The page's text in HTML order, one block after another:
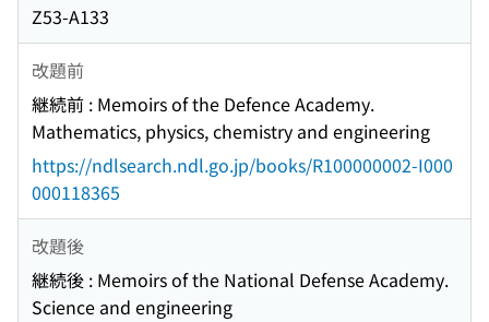
Z53-A133
改題前
継続前 : Memoirs of the Defence Academy.
Mathematics, physics, chemistry and engineering
https://ndlsearch.ndl.go.jp/books/R100000002-I000
000118365
改題後
継続後 : Memoirs of the National Defense Academy.
Science and engineering